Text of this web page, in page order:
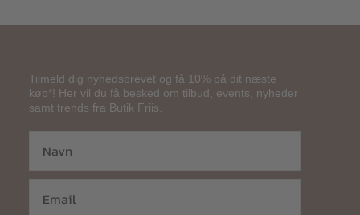
Tilmeld dig nyhedsbrevet og få 10% på dit næste
køb*! Her vil du få besked om tilbud, events, nyheder
samt trends fra Butik Friis.